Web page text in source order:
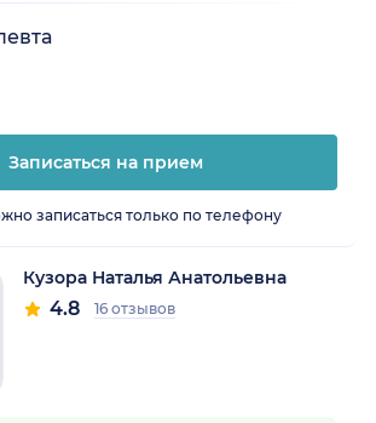
Записаться на прием
записаться только по телефону
Кузора Наталья Анатольевна
4.8 16 отзывов